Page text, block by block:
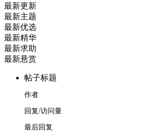
最新更新
最新主题
最新优选
最新精华
最新求助
最新悬赏
帖子标题
作者
回复/访问量
最后回复